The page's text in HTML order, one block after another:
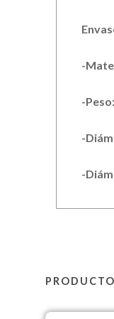
-
-
-
-